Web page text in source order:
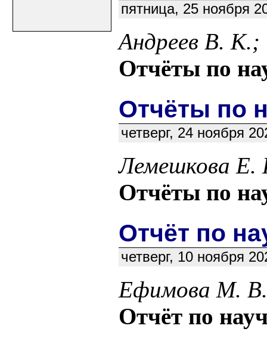
пятница, 25 ноября
Андреев В.
Отчёты по
Отчёты по
четверг, 24 ноября
Лемешкова Е.
Отчёты по
Отчёт по
четверг, 10 ноября
Ефимова М. В.
Отчёт по